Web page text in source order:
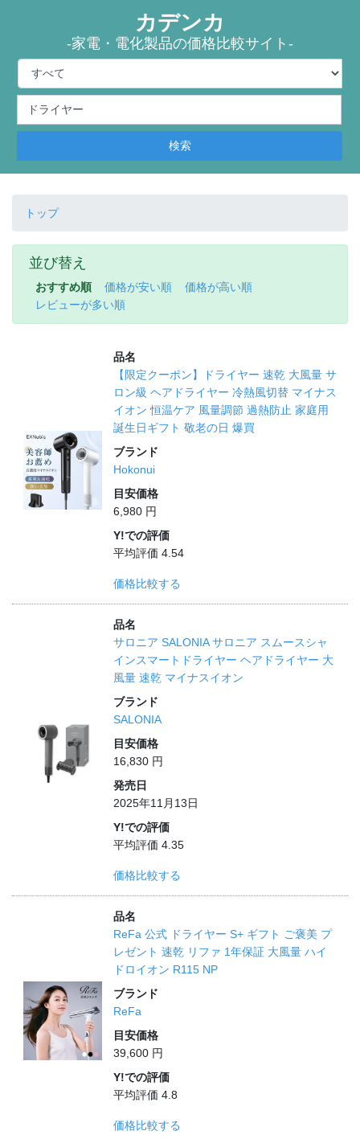
カデンカ
-家電・電化製品の価格比較サイト-
検索
トップ
並び替え
おすすめ順 価格が安い順
価格が高い順
レビューが多い順
品名
【限定クーポン】ドライヤー 速乾 大風量 サ
ロン級 ヘアドライヤー 冷熱風切替 マイナス
イオン 恒温ケア 風量調節 過熱防止 家庭用
誕生日ギフト 敬老の日 爆買
ブランド
Hokonui
目安価格
6,980 円
Y!での評価
平均評価 4.54
価格比較する
品名
サロニア SALONIA サロニア スムースシャ
インスマートドライヤー ヘアドライヤー 大
風量 速乾 マイナスイオン
ブランド
SALONIA
目安価格
16,830 円
発売日
2025年11月13日
Y!での評価
平均評価 4.35
価格比較する
品名
ReFa 公式 ドライヤー S+ ギフト ご褒美 プ
レゼント 速乾 リファ 1年保証 大風量 ハイ
ドロイオン R115 NP
ブランド
ReFa
目安価格
39,600 円
Y!での評価
平均評価 4.8
価格比較する